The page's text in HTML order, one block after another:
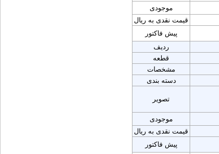
موجودی
قیمت نقدی به ریال
پیش فاکتور
ردیف
قطعه
مشخصات
دسته بندی
تصویر
موجودی
قیمت نقدی به ریال
پیش فاکتور